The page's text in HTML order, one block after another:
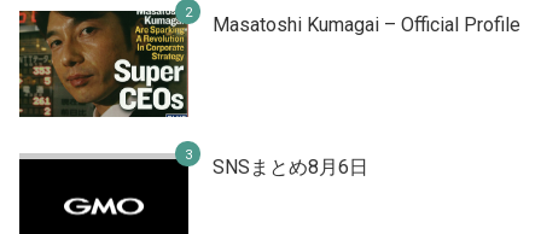
Masatoshi Kumagai – Official Profile
SNSまとめ8月6日